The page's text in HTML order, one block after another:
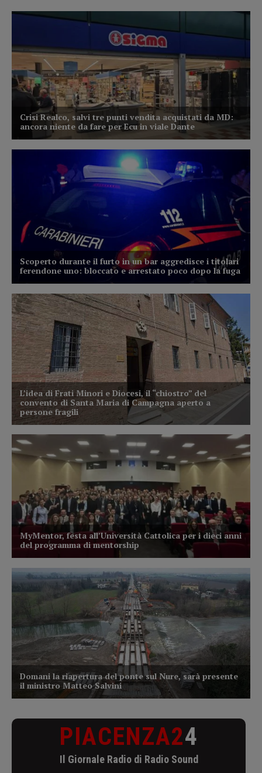
PIACENZA24
Il Giornale Radio di Radio Sound